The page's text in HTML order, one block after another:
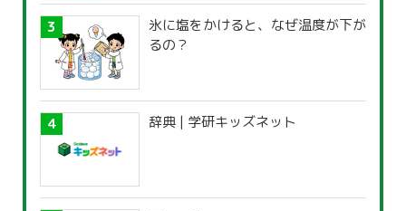
氷に塩をかけると、なぜ温度が下が
るの？
辞典 | 学研キッズネット